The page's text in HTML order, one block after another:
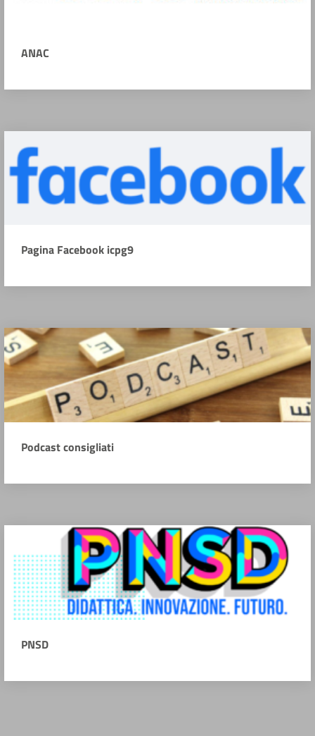
ANAC
Pagina Facebook icpg9
Podcast consigliati
PNSD